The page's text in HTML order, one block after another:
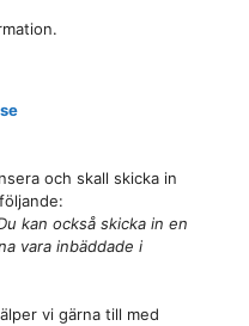
och skall skicka in
kan också skicka in en
vara inbäddade i
vi gärna till med